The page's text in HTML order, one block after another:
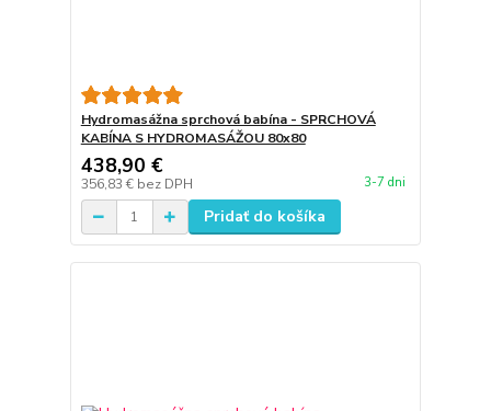
Hydromasážna sprchová babína - SPRCHOVÁ
KABÍNA S HYDROMASÁŽOU 80x80
438,90 €
356,83 € bez DPH 3-7 dni
Pridať do košíka